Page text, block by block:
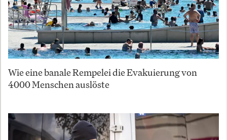
Wie eine banale Rempelei die Evakuierung von
4000 Menschen auslöste